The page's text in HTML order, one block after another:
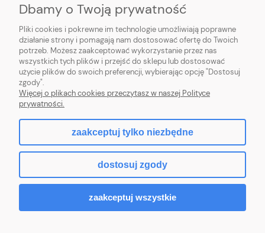
PŁATNOŚCI I DOSTAWA
INFORMACJE
O NAS
Sklep internetowy Shoper.pl
Dbamy o Twoją prywatność
Pliki cookies i pokrewne im technologie umożliwiają poprawne
działanie strony i pomagają nam dostosować ofertę do Twoich
potrzeb. Możesz zaakceptować wykorzystanie przez nas
wszystkich tych plików i przejść do sklepu lub dostosować
użycie plików do swoich preferencji, wybierając opcję "Dostosuj
zgody".
Więcej o plikach cookies przeczytasz w naszej Polityce
prywatności.
zaakceptuj tylko niezbędne
dostosuj zgody
zaakceptuj wszystkie